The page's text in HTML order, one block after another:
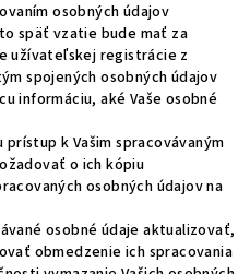
osobných údajov
späť vzatie bude mať za
užívateľskej registrácie z
spojených osobných údajov
informáciu, aké Vaše osobné
k Vašim spracovávaným
o ich kópiu
osobných údajov na
osobné údaje aktualizovať,
obmedzenie ich spracovania